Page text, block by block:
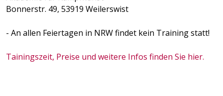
Bonnerstr. 49, 53919 Weilerswist
- An allen Feiertagen in NRW findet kein Training statt!
Tainingszeit, Preise und weitere Infos finden Sie hier.